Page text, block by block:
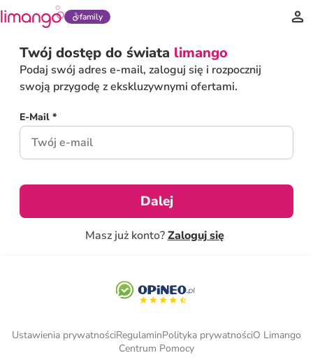
family
Twój dostęp do świata limango
Podaj swój adres e-mail, zaloguj się i rozpocznij
swoją przygodę z ekskluzywnymi ofertami.
E-Mail *
Dalej
Masz już konto?Zaloguj się
Ustawienia prywatnościRegulaminPolityka prywatnościO Limango
Centrum Pomocy